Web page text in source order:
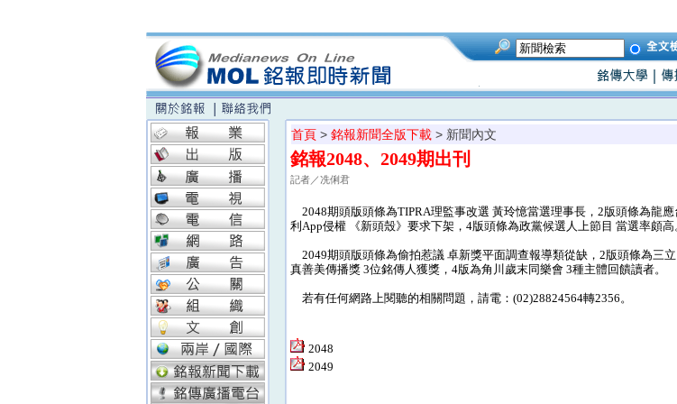
首頁 > 銘報新聞全版下載 > 新聞內文
銘報2048、2049期出刊
記者／冼俐君
2048期頭版頭條為TIPRA理監事改選 黃玲憶當選理事長，2版頭條為龍
利App侵權 《新頭殼》要求下架，4版頭條為政黨候選人上節目 當選率頗高
2049期頭版頭條為偷拍惹議 卓新獎平面調查報導類從缺，2版頭條為三
真善美傳播獎 3位銘傳人獲獎，4版為角川歲末同樂會 3種主體回饋讀者。
若有任何網路上閱聽的相關問題，請電：(02)28824564轉2356。
2048
2049